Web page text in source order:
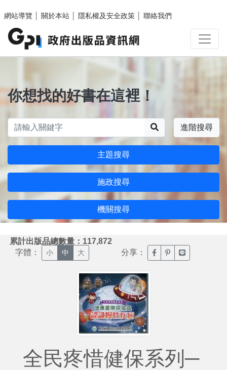
網站導覽
關於本站 隱私權及安全政策 聯絡我們
你想找的好書在這裡！
進階搜尋
主題搜尋
施政搜尋
機關搜尋
累計出版品總數量：117,872
字體： 小 中 大 分享： 臉書分享(另開新視窗)
噗浪分享(另開新
Line分享(另
全民疼惜健保系列─